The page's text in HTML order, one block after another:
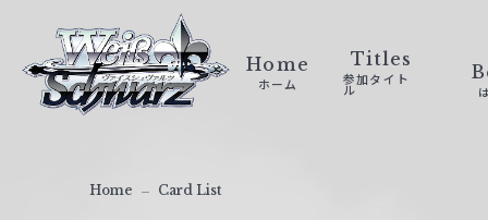
ァ
Home
ホーム
Titles
参加タイト
ル
Home Card List